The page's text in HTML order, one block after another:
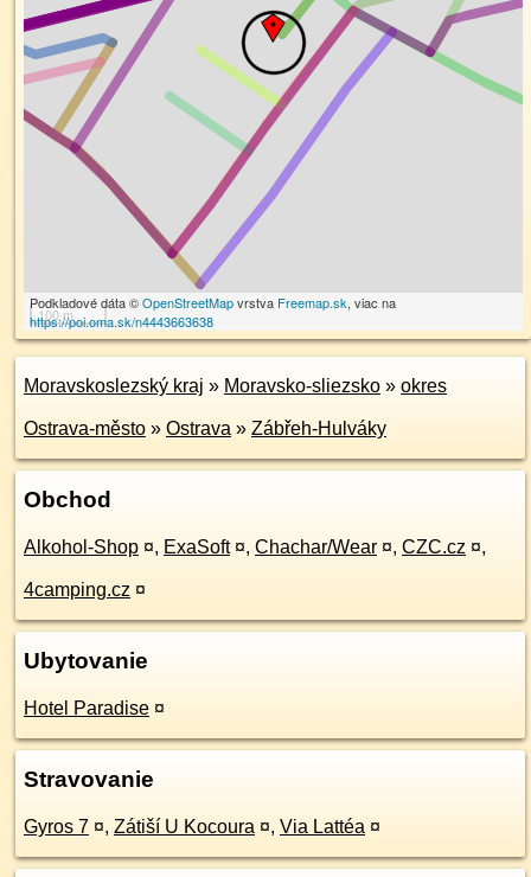
100 m
Podkladové dáta ©OpenStreetMapvrstva Freemap.sk, viac na
https://poi.oma.sk/n4443663638
Moravskoslezský kraj » Moravsko-sliezsko » okres
Ostrava-město » Ostrava » Zábřeh-Hulváky
Obchod
Alkohol-Shop ¤, ExaSoft ¤, Chachar/Wear ¤, CZC.cz ¤,
4camping.cz ¤
Ubytovanie
Hotel Paradise ¤
Stravovanie
Gyros 7 ¤, Zátiší U Kocoura ¤, Via Lattéa ¤